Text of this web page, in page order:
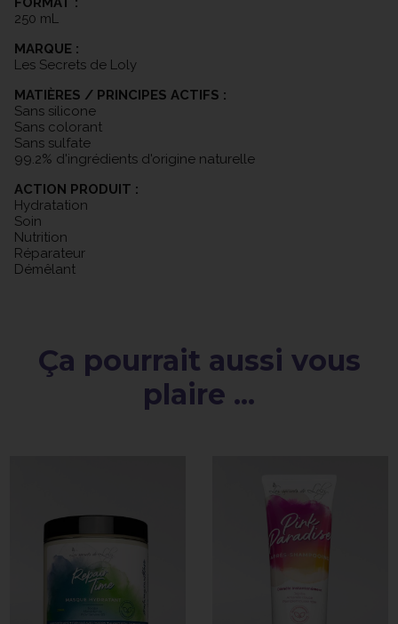
250 mL
MARQUE :
Les Secrets de Loly
MATIÈRES / PRINCIPES ACTIFS :
Sans silicone
Sans colorant
Sans sulfate
99.2% d'ingrédients d'origine naturelle
ACTION PRODUIT :
Hydratation
Soin
Nutrition
Réparateur
Démêlant
Ça pourrait aussi vous
plaire ...